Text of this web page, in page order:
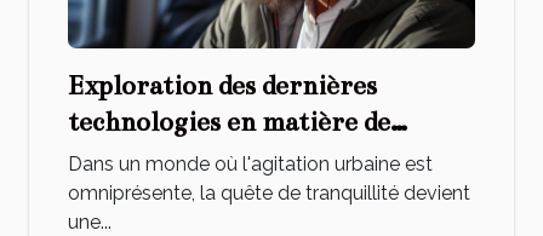
Exploration des dernières
technologies en matière de
réduction de bruit pour casques
hi-fi
Dans un monde où l'agitation urbaine est
omniprésente, la quête de tranquillité devient
une...